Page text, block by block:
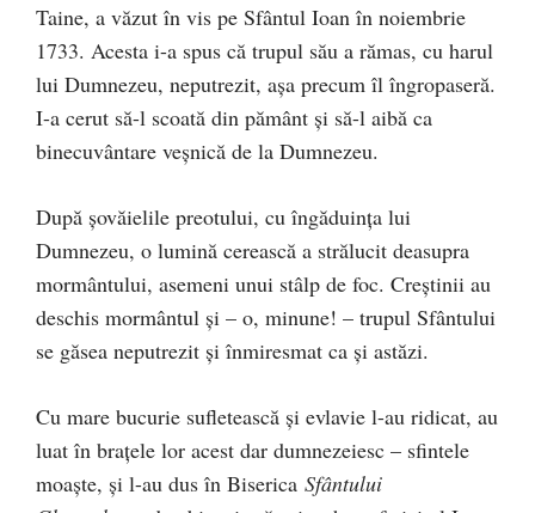
Taine, a văzut în vis pe Sfântul Ioan în noiembrie
1733. Acesta i-a spus că trupul său a rămas, cu harul
lui Dumnezeu, neputrezit, aşa precum îl îngropaseră.
I-a cerut să-l scoată din pământ şi să-l aibă ca
binecuvântare veşnică de la Dumnezeu.
După şovăielile preotului, cu îngăduinţa lui
Dumnezeu, o lumină cerească a strălucit deasupra
mormântului, asemeni unui stâlp de foc. Creştinii au
deschis mormântul şi – o, minune! – trupul Sfântului
se găsea neputrezit şi înmiresmat ca şi astăzi.
Cu mare bucurie sufletească şi evlavie l-au ridicat, au
luat în braţele lor acest dar dumnezeiesc – sfintele
moaşte, şi l-au dus în Biserica Sfântului